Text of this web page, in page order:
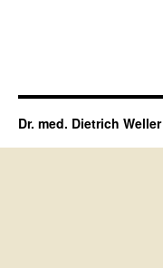
Dr. med. Dietrich Weller